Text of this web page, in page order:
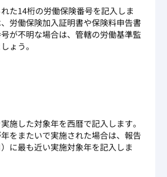
た14桁の労働保険番号を記入しま
労働保険加入証明書や保険料申告書
が不明な場合は、管轄の労働基準監
ょう。
施した対象年を西暦で記入します。
をまたいで実施された場合は、報告
に最も近い実施対象年を記入しま